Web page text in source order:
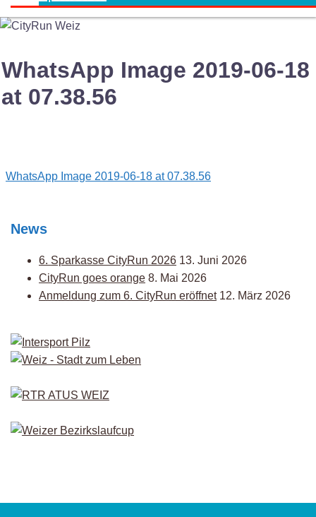
WhatsApp Image 2019-06-18
at 07.38.56
Post
WhatsApp Image 2019-06-18 at 07.38.56
News
6. Sparkasse CityRun 2026 13. Juni 2026
CityRun goes orange 8. Mai 2026
Anmeldung zum 6. CityRun eröffnet 12. März 2026